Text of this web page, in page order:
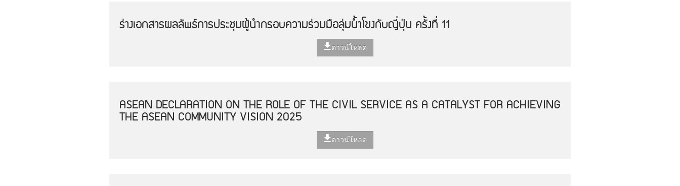
ร่างเอกสารผลลัพธ์การประชุมผู้นำกรอบความร่วมมือลุ่มน้ำโขงกับญี่ปุ่น ครั้งที่ 11
ดาวน์โหลด
ASEAN DECLARATION ON THE ROLE OF THE CIVIL SERVICE AS A CATALYST FOR ACHIEVING
THE ASEAN COMMUNITY VISION 2025
ดาวน์โหลด